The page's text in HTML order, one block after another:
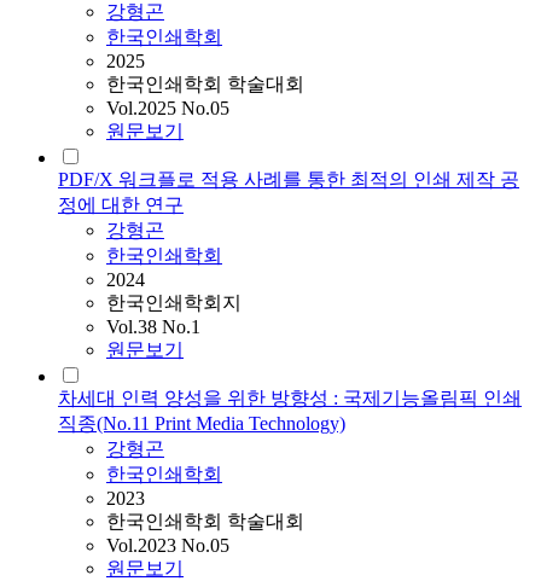
강형곤
한국인쇄학회
2025
한국인쇄학회 학술대회
Vol.2025 No.05
원문보기
PDF/X 워크플로 적용 사례를 통한 최적의 인쇄 제작 공
정에 대한 연구
강형곤
한국인쇄학회
2024
한국인쇄학회지
Vol.38 No.1
원문보기
차세대 인력 양성을 위한 방향성 : 국제기능올림픽 인쇄
직종(No.11 Print Media Technology)
강형곤
한국인쇄학회
2023
한국인쇄학회 학술대회
Vol.2023 No.05
원문보기